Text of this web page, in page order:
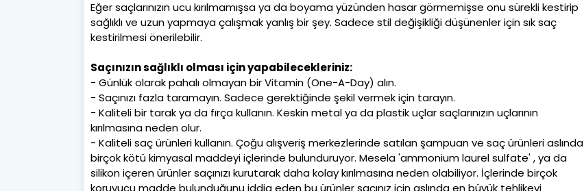
Eğer saçlarınızın ucu kırılmamışsa ya da boyama yüzünden hasar görmemişse onu sürekli kestirip
sağlıklı ve uzun yapmaya çalışmak yanlış bir şey. Sadece stil değişikliği düşünenler için sık saç
kestirilmesi önerilebilir.
Saçınızın sağlıklı olması için yapabilecekleriniz:
- Günlük olarak pahalı olmayan bir Vitamin (One-A-Day) alın.
- Saçınızı fazla taramayın. Sadece gerektiğinde şekil vermek için tarayın.
- Kaliteli bir tarak ya da fırça kullanın. Keskin metal ya da plastik uçlar saçlarınızın uçlarının
kırılmasına neden olur.
- Kaliteli saç ürünleri kullanın. Çoğu alışveriş merkezlerinde satılan şampuan ve saç ürünleri aslında
birçok kötü kimyasal maddeyi içlerinde bulunduruyor. Mesela 'ammonium laurel sulfate' , ya da
silikon içeren ürünler saçınızı kurutarak daha kolay kırılmasına neden olabiliyor. İçlerinde birçok
koruyucu madde bulunduğunu iddia eden bu ürünler saçınız için aslında en büyük tehlikeyi